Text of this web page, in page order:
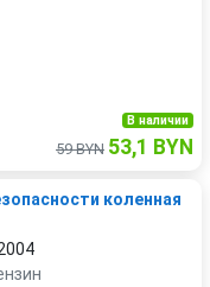
В наличии
59 BYN 53,1 BYN
коленная